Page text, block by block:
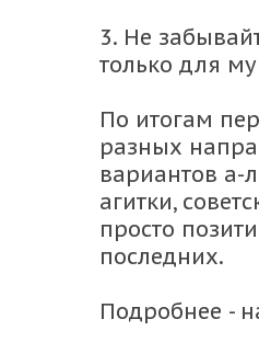
3. Не
только для
По итогам
разных
вариантов а-
агитки,
просто
последних.
Подробнее -